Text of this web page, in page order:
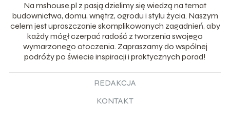
Na mshouse.pl z pasją dzielimy się wiedzą na temat
budownictwa, domu, wnętrz, ogrodu i stylu życia. Naszym
celem jest upraszczanie skomplikowanych zagadnień, aby
każdy mógł czerpać radość z tworzenia swojego
wymarzonego otoczenia. Zapraszamy do wspólnej
podróży po świecie inspiracji i praktycznych porad!
REDAKCJA
KONTAKT